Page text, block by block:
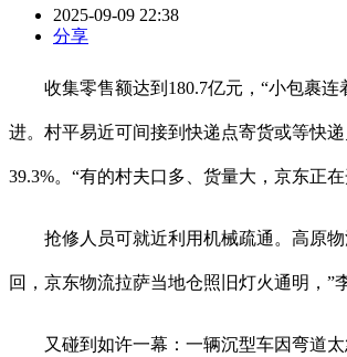
2025-09-09 22:38
分享
收集零售额达到180.7亿元，“小包裹连
进。村平易近可间接到快递点寄货或等快
39.3%。“有的村夫口多、货量大，京东正
抢修人员可就近利用机械疏通。高原物
回，京东物流拉萨当地仓照旧灯火通明，”
又碰到如许一幕：一辆沉型车因弯道太